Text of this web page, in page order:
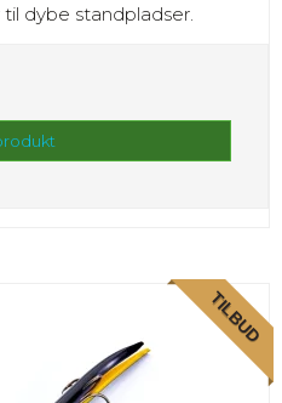
dybe standpladser.
TILBUD